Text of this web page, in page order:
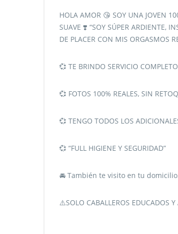
HOLA AMOR 😘 SOY UNA JOVEN
SUAVE ❣️ “SOY SÚPER ARDIENTE,
DE PLACER CON MIS ORGASMOS
💞 TE BRINDO SERVICIO
💞 FOTOS 100% REALES, SIN
💞 TENGO TODOS LOS
💞 “FULL HIGIENE Y SEGURIDAD”
🚘 También te visito en tu
⚠️SOLO CABALLEROS EDUCADOS Y